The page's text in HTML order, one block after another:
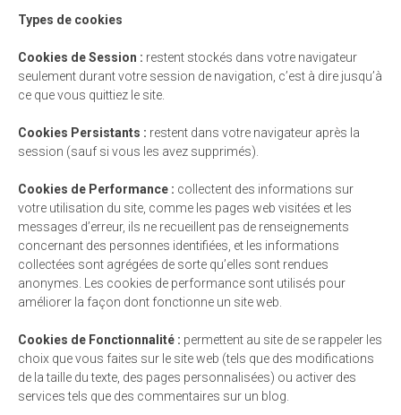
Types de cookies
Cookies de Session : restent stockés dans votre navigateur
seulement durant votre session de navigation, c’est à dire jusqu’à
ce que vous quittiez le site.
Cookies Persistants : restent dans votre navigateur après la
session (sauf si vous les avez supprimés).
Cookies de Performance : collectent des informations sur
votre utilisation du site, comme les pages web visitées et les
messages d’erreur, ils ne recueillent pas de renseignements
concernant des personnes identifiées, et les informations
collectées sont agrégées de sorte qu’elles sont rendues
anonymes. Les cookies de performance sont utilisés pour
améliorer la façon dont fonctionne un site web.
Cookies de Fonctionnalité : permettent au site de se rappeler les
choix que vous faites sur le site web (tels que des modifications
de la taille du texte, des pages personnalisées) ou activer des
services tels que des commentaires sur un blog.